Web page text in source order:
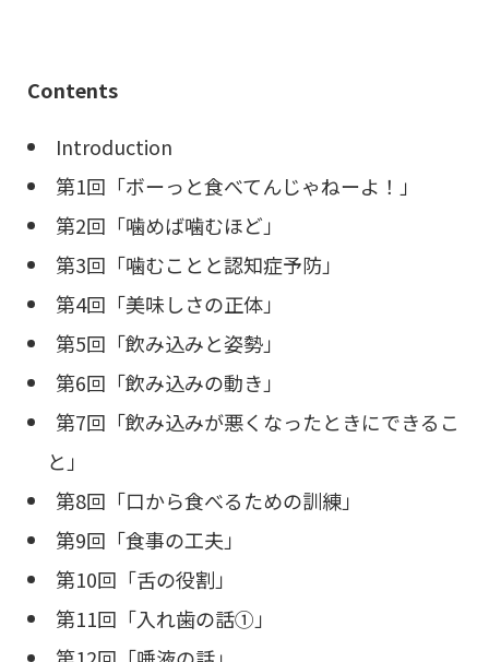
Contents
Introduction
第1回「ボーっと食べてんじゃねーよ！」
第2回「噛めば噛むほど」
第3回「噛むことと認知症予防」
第4回「美味しさの正体」
第5回「飲み込みと姿勢」
第6回「飲み込みの動き」
第7回「飲み込みが悪くなったときにできるこ
と」
第8回「口から食べるための訓練」
第9回「食事の工夫」
第10回「舌の役割」
第11回「入れ歯の話①」